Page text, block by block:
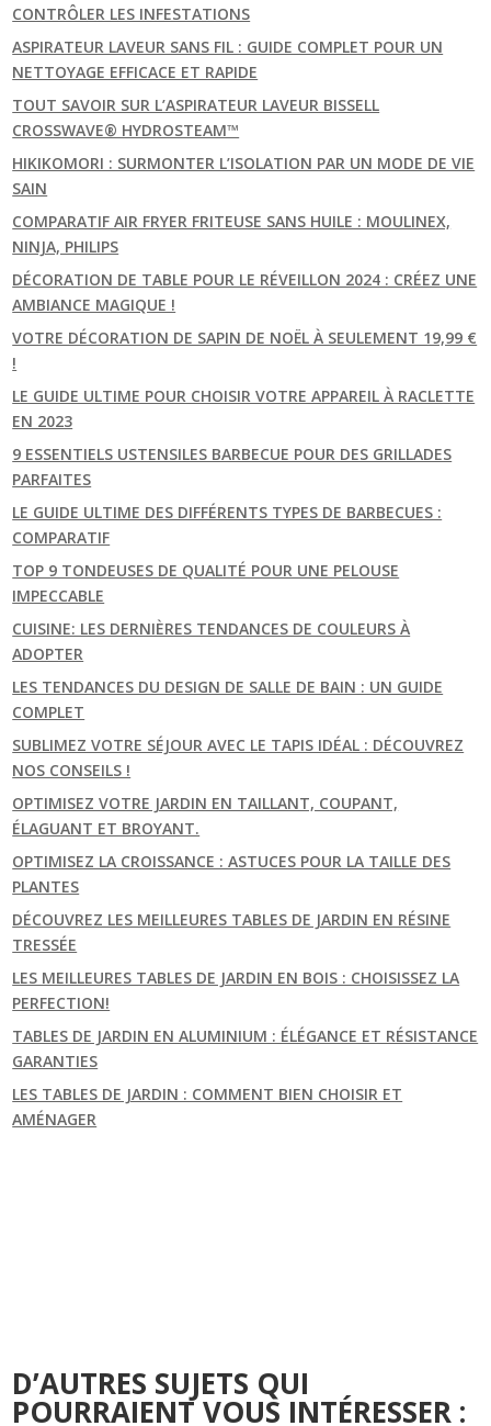
CONTRÔLER LES INFESTATIONS
ASPIRATEUR LAVEUR SANS FIL : GUIDE COMPLET POUR UN
NETTOYAGE EFFICACE ET RAPIDE
TOUT SAVOIR SUR L’ASPIRATEUR LAVEUR BISSELL
CROSSWAVE® HYDROSTEAM™
HIKIKOMORI : SURMONTER L’ISOLATION PAR UN MODE DE VIE
SAIN
COMPARATIF AIR FRYER FRITEUSE SANS HUILE : MOULINEX,
NINJA, PHILIPS
DÉCORATION DE TABLE POUR LE RÉVEILLON 2024 : CRÉEZ UNE
AMBIANCE MAGIQUE !
VOTRE DÉCORATION DE SAPIN DE NOËL À SEULEMENT 19,99 €
!
LE GUIDE ULTIME POUR CHOISIR VOTRE APPAREIL À RACLETTE
EN 2023
9 ESSENTIELS USTENSILES BARBECUE POUR DES GRILLADES
PARFAITES
LE GUIDE ULTIME DES DIFFÉRENTS TYPES DE BARBECUES :
COMPARATIF
TOP 9 TONDEUSES DE QUALITÉ POUR UNE PELOUSE
IMPECCABLE
CUISINE: LES DERNIÈRES TENDANCES DE COULEURS À
ADOPTER
LES TENDANCES DU DESIGN DE SALLE DE BAIN : UN GUIDE
COMPLET
SUBLIMEZ VOTRE SÉJOUR AVEC LE TAPIS IDÉAL : DÉCOUVREZ
NOS CONSEILS !
OPTIMISEZ VOTRE JARDIN EN TAILLANT, COUPANT,
ÉLAGUANT ET BROYANT.
OPTIMISEZ LA CROISSANCE : ASTUCES POUR LA TAILLE DES
PLANTES
DÉCOUVREZ LES MEILLEURES TABLES DE JARDIN EN RÉSINE
TRESSÉE
LES MEILLEURES TABLES DE JARDIN EN BOIS : CHOISISSEZ LA
PERFECTION!
TABLES DE JARDIN EN ALUMINIUM : ÉLÉGANCE ET RÉSISTANCE
GARANTIES
LES TABLES DE JARDIN : COMMENT BIEN CHOISIR ET
AMÉNAGER
D’AUTRES SUJETS QUI
POURRAIENT VOUS INTÉRESSER :